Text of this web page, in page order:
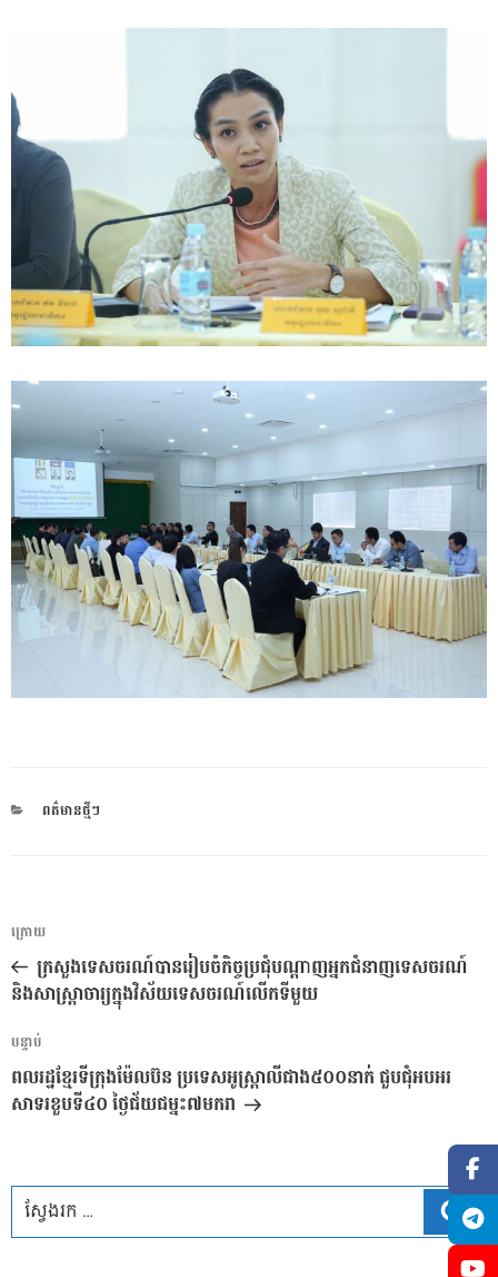
CATEGORIES
ពត៌មានថ្មីៗ
ការ​
នាំទិស​
ប្រកាស
អត្ថបទ
មុន
ក្រោយ
ក្រសួងទេសចរណ៍បានរៀបចំកិច្ចប្រជុំបណ្តាញអ្នកជំនាញ​ទេស​ចរណ៍
និងសាស្រ្តាចារ្យក្នុងវិស័យទេសចរណ៍លើកទីមួយ
អត្ថបទ
បន្ទាប់
បន្ទាប់
ពលរដ្ឋខ្មែរទីក្រុងម៉ែលប៊ន ប្រទេសអូស្ត្រាលីជាង៥០០នាក់ ជួបជុំអបអរ
សាទរខួបទី៤០ ថ្ងៃជ័យជម្នះ៧មករា
ស្វែ